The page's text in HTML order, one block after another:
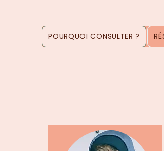
POURQUOI CONSULTER ?